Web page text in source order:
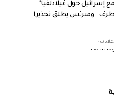
إسرائيل حول فيلادلفيا"
وميرتس يطلق تحذيرا
-